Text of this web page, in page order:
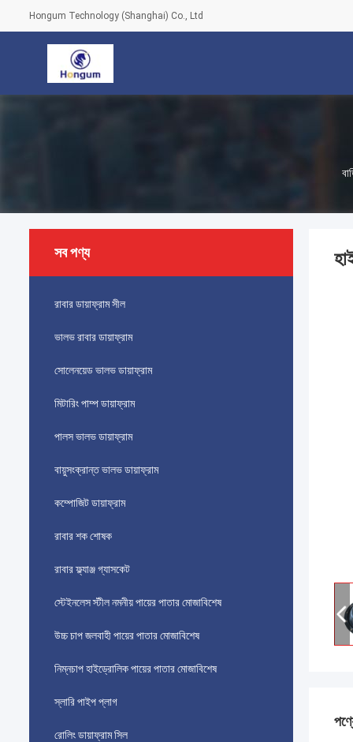
Hongum Technology (Shanghai) Co., Ltd
সব পণ্য
রাবার ডায়াফ্রাম সীল
ভালভ রাবার ডায়াফ্রাম
সোলেনয়েড ভালভ ডায়াফ্রাম
মিটারিং পাম্প ডায়াফ্রাম
পালস ভালভ ডায়াফ্রাম
বায়ুসংক্রান্ত ভালভ ডায়াফ্রাম
কম্পোজিট ডায়াফ্রাম
রাবার শক শোষক
রাবার ফ্ল্যাঞ্জ গ্যাসকেট
স্টেইনলেস স্টীল নমনীয় পায়ের পাতার মোজাবিশেষ
উচ্চ চাপ জলবাহী পায়ের পাতার মোজাবিশেষ
নিম্নচাপ হাইড্রোলিক পায়ের পাতার মোজাবিশেষ
স্লারি পাইপ প্লাগ
রোলিং ডায়াফ্রাম সিল